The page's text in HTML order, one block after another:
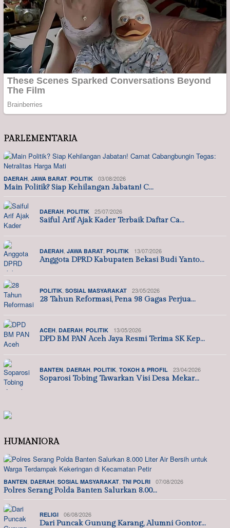
PARLEMENTARIA
DAERAH JAWA BARAT POLITIK 03/08/2026
Main Politik? Siap Kehilangan Jabatan! C…
DAERAH POLITIK 25/07/2026
Saiful Arif Ajak Kader Terbaik Daftar Ca…
DAERAH JAWA BARAT POLITIK 13/07/2026
Anggota DPRD Kabupaten Bekasi Budi Yanto…
POLITIK SOSIAL MASYARAKAT 23/05/2026
28 Tahun Reformasi, Pena 98 Gagas Perjua…
ACEH DAERAH POLITIK 13/05/2026
DPD BM PAN Aceh Jaya Resmi Terima SK Kep…
BANTEN DAERAH POLITIK TOKOH & PROFIL 23/04/2026
Soparosi Tobing Tawarkan Visi Desa Mekar…
HUMANIORA
BANTEN DAERAH SOSIAL MASYARAKAT TNI POLRI 07/08/2026
Polres Serang Polda Banten Salurkan 8.00…
RELIGI 06/08/2026
Dari Puncak Gunung Karang, Alumni Gontor…